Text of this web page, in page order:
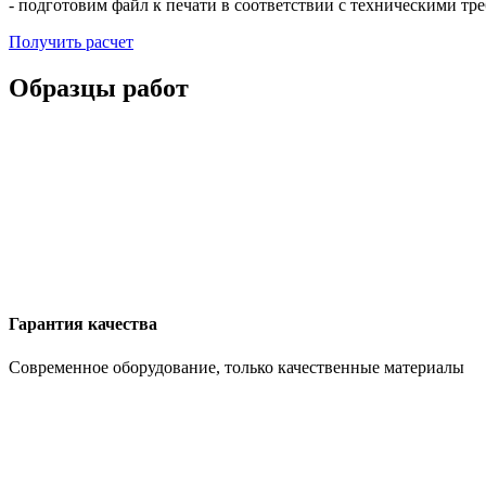
- подготовим файл к печати в соответствии с техническими
Получить расчет
Образцы работ
Гарантия качества
Современное оборудование, только качественные материалы